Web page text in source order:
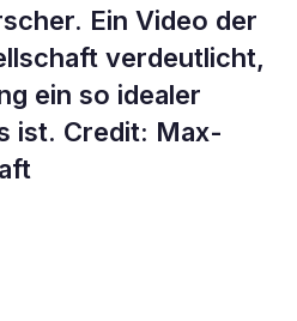
Ein Video der
verdeutlicht,
ein so idealer
ist. Credit: Max-